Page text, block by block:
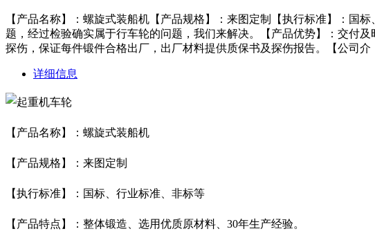
【产品名称】：螺旋式装船机【产品规格】：来图定制【执行标准】：国
题，经过检验确实属于行车轮的问题，我们来解决。【产品优势】：交付
探伤，保证每件锻件合格出厂，出厂材料提供质保书及探伤报告。【公司介
详细信息
【产品名称】：螺旋式装船机
【产品规格】：来图定制
【执行标准】：国标、行业标准、非标等
【产品特点】：整体锻造、选用优质原材料、30年生产经验。